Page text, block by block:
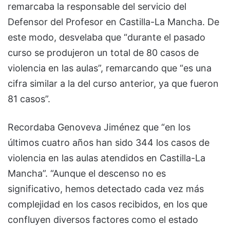
remarcaba la responsable del servicio del
Defensor del Profesor en Castilla-La Mancha. De
este modo, desvelaba que “durante el pasado
curso se produjeron un total de 80 casos de
violencia en las aulas”, remarcando que “es una
cifra similar a la del curso anterior, ya que fueron
81 casos”.
Recordaba Genoveva Jiménez que “en los
últimos cuatro años han sido 344 los casos de
violencia en las aulas atendidos en Castilla-La
Mancha”. “Aunque el descenso no es
significativo, hemos detectado cada vez más
complejidad en los casos recibidos, en los que
confluyen diversos factores como el estado